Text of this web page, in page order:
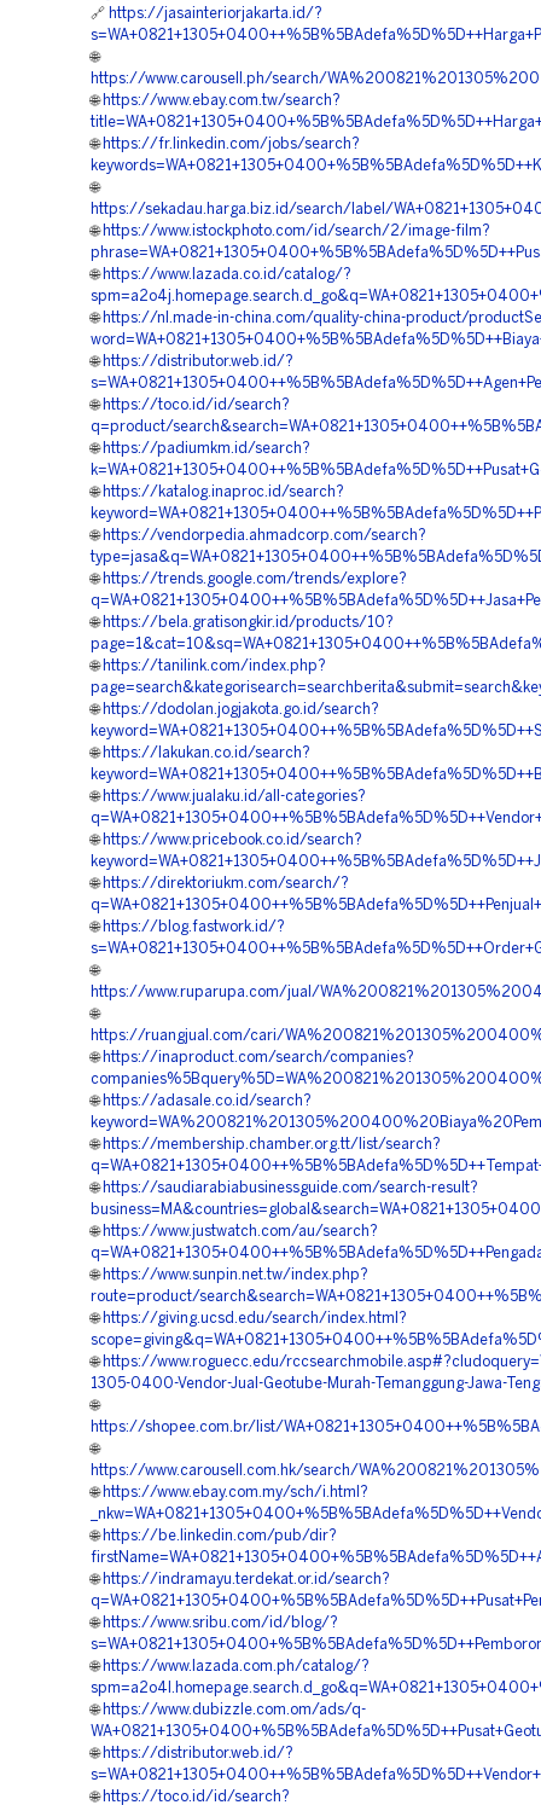
🔗 https://jasainteriorjakarta.id/?
🌐
https://www.carousell.ph/search/
🌐 https://www.ebay.com.tw/search?
🌐 https://fr.linkedin.com/jobs/search?
🌐
https://sekadau.harga.biz.id/search/label/
🌐 https://www.istockphoto.com/id/search/2/image-film?
🌐 https://www.lazada.co.id/catalog/?
🌐 https://nl.made-in-china.com/quality-china-product/
🌐 https://distributor.web.id/?
🌐 https://toco.id/id/search?
q=product/
🌐 https://padiumkm.id/search?
🌐 https://katalog.inaproc.id/search?
🌐 https://vendorpedia.ahmadcorp.com/search?
🌐 https://trends.google.com/trends/explore?
🌐 https://bela.gratisongkir.id/products/10?
🌐 https://tanilink.com/index.php?
🌐 https://dodolan.jogjakota.go.id/search?
🌐 https://lakukan.co.id/search?
🌐 https://www.jualaku.id/all-categories?
🌐 https://www.pricebook.co.id/search?
🌐 https://direktoriukm.com/search/?
🌐 https://blog.fastwork.id/?
🌐
https://www.ruparupa.com/jual/
🌐
https://ruangjual.com/cari/
🌐 https://inaproduct.com/search/companies?
🌐 https://adasale.co.id/search?
🌐 https://membership.chamber.org.tt/list/search?
🌐 https://saudiarabiabusinessguide.com/search-result?
🌐 https://www.justwatch.com/au/search?
🌐 https://www.sunpin.net.tw/index.php?
route=product/
🌐 https://giving.ucsd.edu/search/index.html?
🌐 https://www.roguecc.edu/
1305-0400-Vendor-Jual-Geotube-Murah-Temanggung-Jawa-
🌐
https://shopee.com.br/list/
🌐
https://www.carousell.com.hk/search/
🌐 https://www.ebay.com.my/sch/i.html?
🌐 https://be.linkedin.com/pub/dir?
🌐 https://indramayu.terdekat.or.id/search?
🌐 https://www.sribu.com/id/blog/?
🌐 https://www.lazada.com.ph/catalog/?
🌐 https://www.dubizzle.com.om/ads/q-
🌐 https://distributor.web.id/?
🌐 https://toco.id/id/search?